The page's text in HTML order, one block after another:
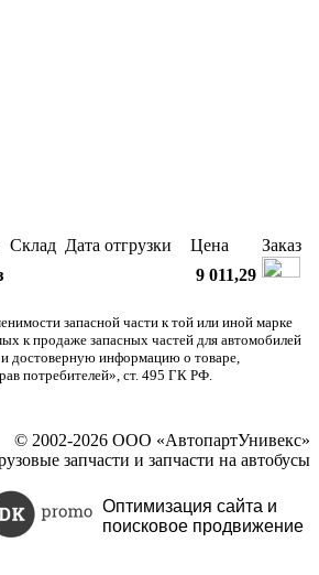
Склад Дата отгрузки Цена
Заказ
9 011,29
запасной части к той или иной марке
к продаже запасных частей для автомобилей
и достоверную информацию о товаре,
потребителей», ст. 495 ГК РФ.
© 2002-2026 ООО «АвтопартУнивекс»
запчасти и запчасти на автобусы
Оптимизация сайта и
поисковое продвижение